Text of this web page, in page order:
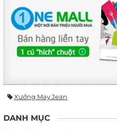
Xưởng May Jean
DANH MỤC